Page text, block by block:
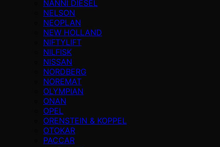
NANNI DIESEL
NELSON
NEOPLAN
NEW HOLLAND
NIFTYLIFT
NILFISK
NISSAN
NORDBERG
NOREMAT
OLYMPIAN
ONAN
OPEL
ORENSTEIN & KOPPEL
OTOKAR
PACCAR